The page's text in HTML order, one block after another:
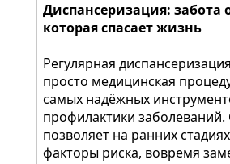
Диспансеризация: забота
которая спасает жизнь
Регулярная
просто медицинская
самых надёжных
профилактики
позволяет на ранних
факторы риска, вовремя